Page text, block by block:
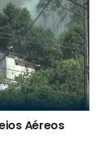
Aéreos